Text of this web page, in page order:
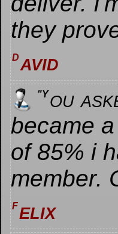
they
David
"You
became
of 85% i
member.
Felix​